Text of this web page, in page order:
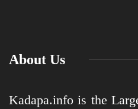
About Us
Kadapa.info is the